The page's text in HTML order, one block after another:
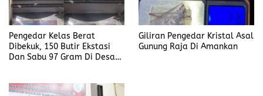
Pengedar Kelas Berat
Dibekuk, 150 Butir Ekstasi
Dan Sabu 97 Gram Di Desa
Giliran Pengedar Kristal Asal
Gunung Raja Di Amankan